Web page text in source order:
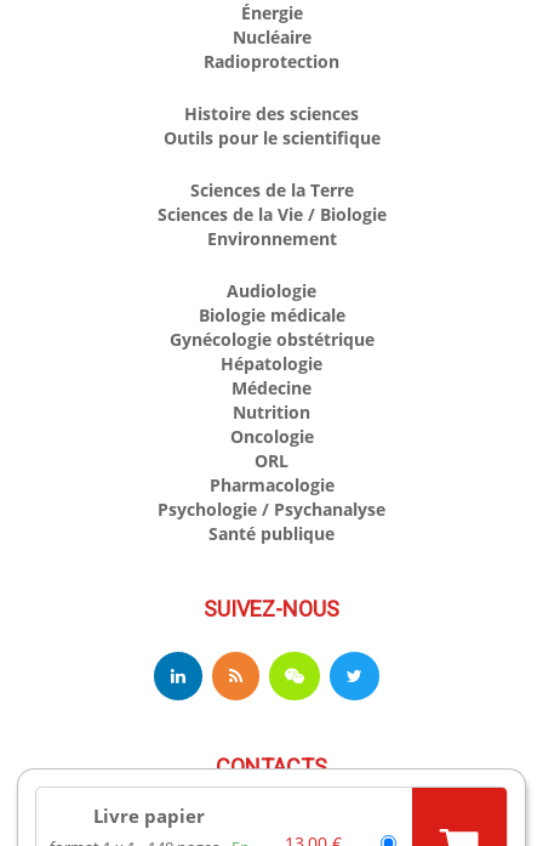
Livre papier
Énergie
Nucléaire
Radioprotection
Histoire des sciences
Outils pour le scientifique
Sciences de la Terre
Sciences de la Vie / Biologie
Environnement
Audiologie
Biologie médicale
Gynécologie obstétrique
Hépatologie
Médecine
Nutrition
Oncologie
ORL
Pharmacologie
Psychologie / Psychanalyse
Santé publique
SUIVEZ-NOUS
CONTACTS